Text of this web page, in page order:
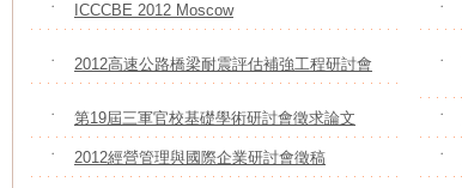
˙ ICCCBE 2012 Moscow ˙
˙ 2012高速公路橋梁耐震評估補強工程研討會 ˙
˙ 第19屆三軍官校基礎學術研討會徵求論文 ˙
˙ 2012經營管理與國際企業研討會徵稿 ˙